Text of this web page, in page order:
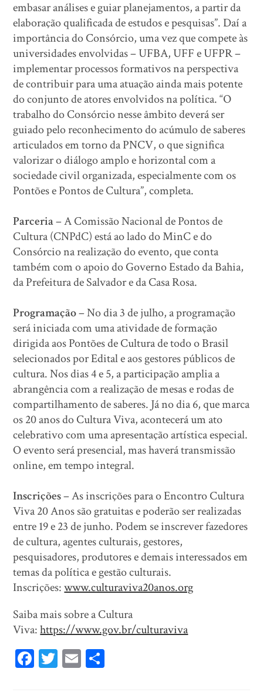
embasar análises e guiar planejamentos, a partir da
elaboração qualificada de estudos e pesquisas”. Daí a
importância do Consórcio, uma vez que compete às
universidades envolvidas – UFBA, UFF e UFPR –
implementar processos formativos na perspectiva
de contribuir para uma atuação ainda mais potente
do conjunto de atores envolvidos na política. “O
trabalho do Consórcio nesse âmbito deverá ser
guiado pelo reconhecimento do acúmulo de saberes
articulados em torno da PNCV, o que significa
valorizar o diálogo amplo e horizontal com a
sociedade civil organizada, especialmente com os
Pontões e Pontos de Cultura”, completa.
Parceria– A Comissão Nacional de Pontos de
Cultura (CNPdC) está ao lado do MinC e do
Consórcio na realização do evento, que conta
também com o apoio do Governo Estado da Bahia,
da Prefeitura de Salvador e da Casa Rosa.
Programação– No dia 3 de julho, a programação
será iniciada com uma atividade de formação
dirigida aos Pontões de Cultura de todo o Brasil
selecionados por Edital e aos gestores públicos de
cultura. Nos dias 4 e 5, a participação amplia a
abrangência com a realização de mesas e rodas de
compartilhamento de saberes. Já no dia 6, que marca
os 20 anos do Cultura Viva, acontecerá um ato
celebrativo com uma apresentação artística especial.
O evento será presencial, mas haverá transmissão
online, em tempo integral.
Inscrições– As inscrições para o Encontro Cultura
Viva 20 Anos são gratuitas e poderão ser realizadas
entre 19 e 23 de junho. Podem se inscrever fazedores
de cultura, agentes culturais, gestores,
pesquisadores, produtores e demais interessados em
temas da política e gestão culturais.
Inscrições:www.culturaviva20anos.org
Saiba mais sobre a Cultura
Viva:https://www.gov.br/culturaviva
Fa T E